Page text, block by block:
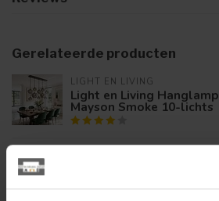
Gerelateerde producten
LIGHT EN LIVING
Light en Living Hanglamp
Mayson Smoke 10-lichts